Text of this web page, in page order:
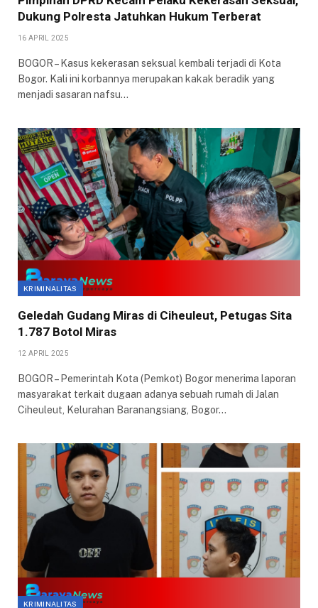
Dukung Polresta Jatuhkan Hukum Terberat
16 APRIL 2025
BOGOR – Kasus kekerasan seksual kembali terjadi di Kota
Bogor. Kali ini korbannya merupakan kakak beradik yang
menjadi sasaran nafsu…
KRIMINALITAS
Geledah Gudang Miras di Ciheuleut, Petugas Sita
1.787 Botol Miras
12 APRIL 2025
BOGOR – Pemerintah Kota (Pemkot) Bogor menerima laporan
masyarakat terkait dugaan adanya sebuah rumah di Jalan
Ciheuleut, Kelurahan Baranangsiang, Bogor…
KRIMINALITAS